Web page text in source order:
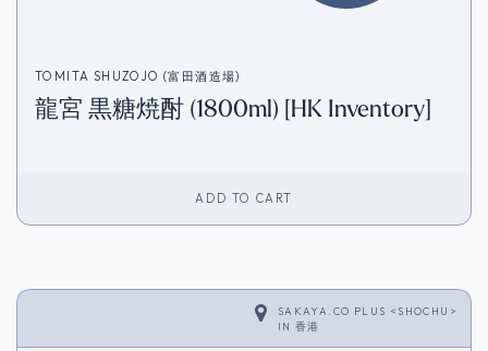
TOMITA SHUZOJO (富田酒造場)
龍宮 黒糖焼酎 (1800ml) [HK Inventory]
ADD TO CART
SAKAYA.CO PLUS <SHOCHU>
IN 香港